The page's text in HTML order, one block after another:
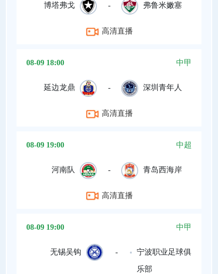
博塔弗戈 - 弗鲁米嫩塞
高清直播
08-09 18:00 中甲
延边龙鼎 - 深圳青年人
高清直播
08-09 19:00 中超
河南队 - 青岛西海岸
高清直播
08-09 19:00 中甲
无锡吴钩 - 宁波职业足球俱
乐部